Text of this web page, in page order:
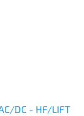
DC - HF/LIFT